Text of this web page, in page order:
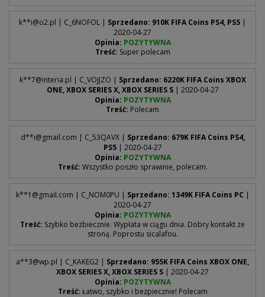
k**i@o2.pl | C_6NOFOL | Sprzedano: 910K FIFA Coins PS4, PS5 |
2020-04-27
Opinia: POZYTYWNA
Treść: Super polecam
k**7@interia.pl | C_VOJJZO | Sprzedano: 6220K FIFA Coins XBOX
ONE, XBOX SERIES X, XBOX SERIES S | 2020-04-27
Opinia: POZYTYWNA
Treść: Polecam
d**i@gmail.com | C_53QAVX | Sprzedano: 679K FIFA Coins PS4,
PS5 | 2020-04-27
Opinia: POZYTYWNA
Treść: Wszystko poszło sprawinie, polecam.
k**1@gmail.com | C_NOM0PU | Sprzedano: 1349K FIFA Coins PC |
2020-04-27
Opinia: POZYTYWNA
Treść: Szybko bezbiecznie. Wypłata w ciągu dnia. Dobry kontakt ze
stroną. Poprostu sicalafou.
a**3@wp.pl | C_KAKEG2 | Sprzedano: 955K FIFA Coins XBOX ONE,
XBOX SERIES X, XBOX SERIES S | 2020-04-27
Opinia: POZYTYWNA
Treść: Łatwo, szybko i bezpiecznie! Polecam